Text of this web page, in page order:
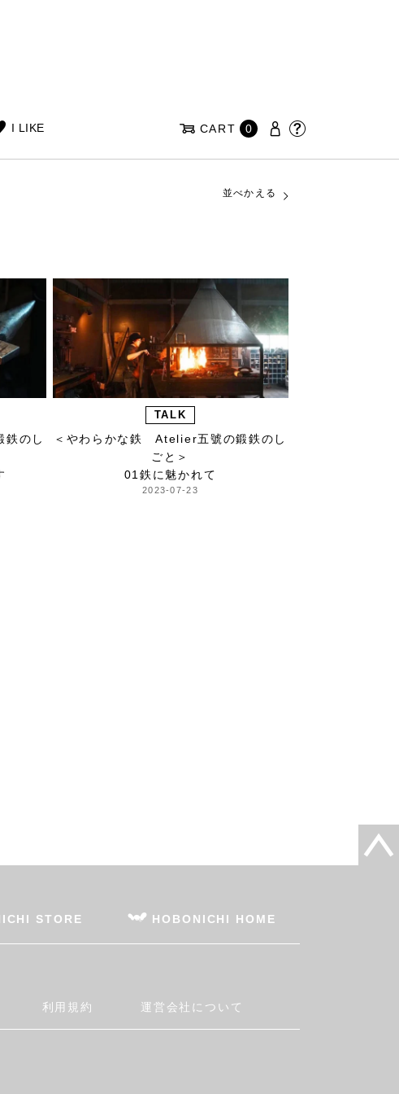
I LIKE CART 0
並べかえる
のし
TALK
＜やわらかな鉄 Atelier五號の鍛鉄のし
ごと＞
01鉄に魅かれて
2023-07-23
STORE HOBONICHI HOME
利用規約 運営会社について